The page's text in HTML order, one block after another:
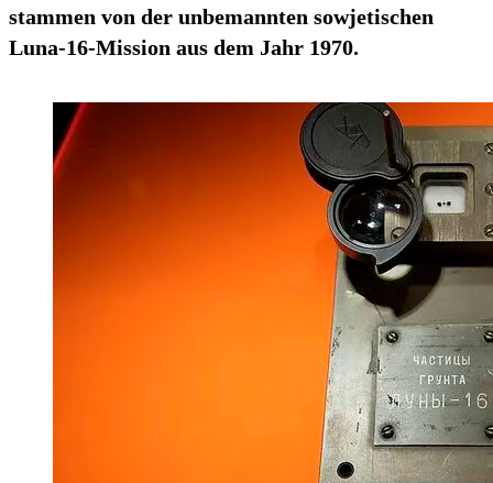
stammen von der unbemannten sowjetischen
Luna-16-Mission aus dem Jahr 1970.